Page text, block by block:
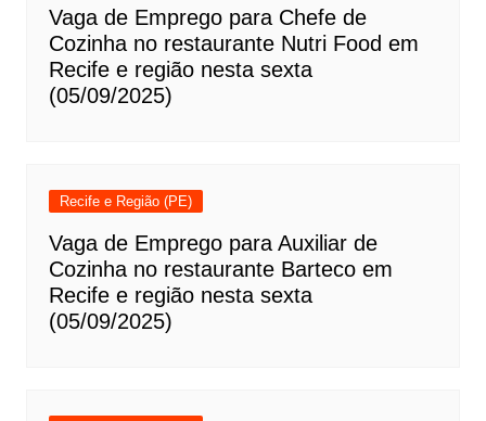
Vaga de Emprego para Chefe de
Cozinha no restaurante Nutri Food em
Recife e região nesta sexta
(05/09/2025)
Recife e Região (PE)
Vaga de Emprego para Auxiliar de
Cozinha no restaurante Barteco em
Recife e região nesta sexta
(05/09/2025)